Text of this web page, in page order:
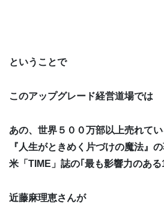
ということで
このアップグレード経営道場では
あの、世界５００万部以上売れてい
『人生がときめく片づけの魔法』
米「TIME」誌の｢最も影響力のあ
近藤麻理恵さんが